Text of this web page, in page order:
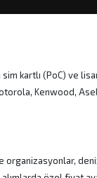
kartlı (PoC) ve
Kenwood,
organizasyonlar,